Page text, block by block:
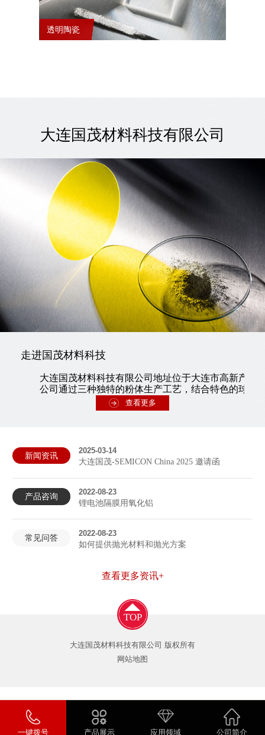
透明陶瓷
大连国茂材料科技有限公司
走进国茂材料科技
大连国茂材料科技有限公司地址位于大连市高新产业
公司通过三种独特的粉体生产工艺，结合特色的球磨分
查看更多
新闻资讯
2025-03-14
大连国茂-SEMICON China 2025 邀请函
产品咨询
2022-08-23
锂电池隔膜用氧化铝
常见问答
2022-08-23
如何提供抛光材料和抛光方案
查看更多资讯+
TOP
大连国茂材料科技有限公司 版权所有
网站地图
一键拨号 产品展示 应用领域 公司简介